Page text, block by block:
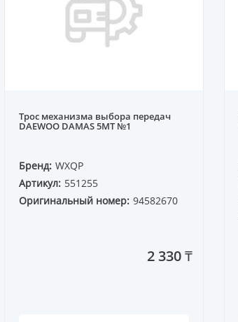
Трос механизма выбора передач
DAEWOO DAMAS 5MT №1
Бренд: WXQP
Артикул: 551255
Оригинальный номер: 94582670
2 330 ₸